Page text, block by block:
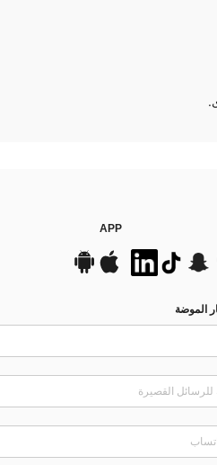
APP
الموضة